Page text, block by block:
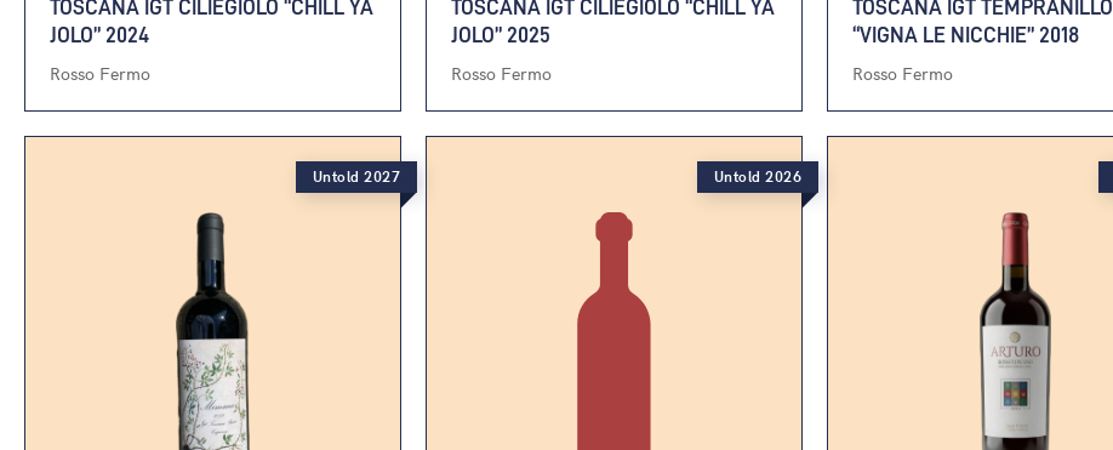
TOSCANA IGT CILIEGIOLO “CHILL YA
JOLO” 2024
Rosso Fermo
TOSCANA IGT CILIEGIOLO “CHILL YA
JOLO” 2025
Rosso Fermo
TOSCANA IGT TEMPRANILLO
“VIGNA LE NICCHIE” 2018
Rosso Fermo
Untold 2027 Untold 2026